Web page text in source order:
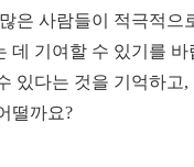
은 사람들이 적극적으
데 기여할 수 있기를
있다는 것을 기억하고
떨까요?